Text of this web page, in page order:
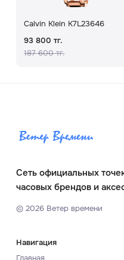
Calvin Klein K7L23646
93 800 тг.
187 600 тг.
Сеть официальных
часовых брендов и
© 2026Ветер времени
Навигация
Главная